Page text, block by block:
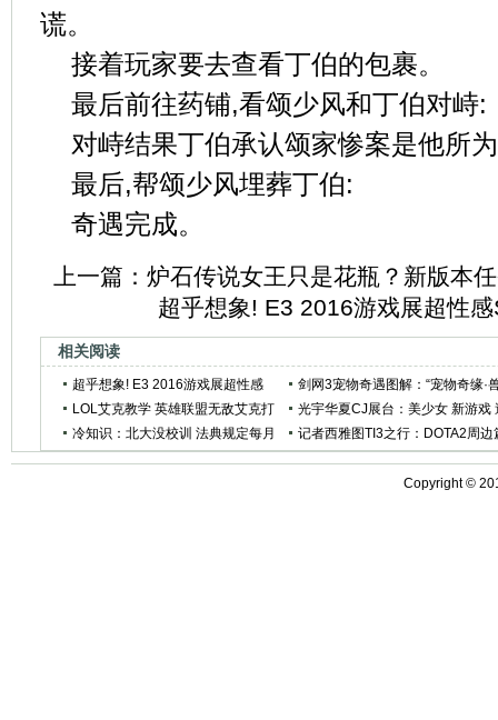
谎。
接着玩家要去查看丁伯的包裹。
最后前往药铺,看颂少风和丁伯对峙:
对峙结果丁伯承认颂家惨案是他所
最后,帮颂少风埋葬丁伯:
奇遇完成。
上一篇： 炉石传说女王只是花瓶？新版本
超乎想象! E3 2016游戏展超性
相关阅读
超乎想象! E3 2016游戏展超性感
Showgirl合集
剑网3宠物奇遇图解：“宠物奇缘·
王配”
LOL艾克教学 英雄联盟无敌艾克打
法技巧
光宇华夏CJ展台：美少女 新游戏
大礼
冷知识：北大没校训 法典规定每月
记者西雅图TI3之行：DOTA2周边
Copyright ©